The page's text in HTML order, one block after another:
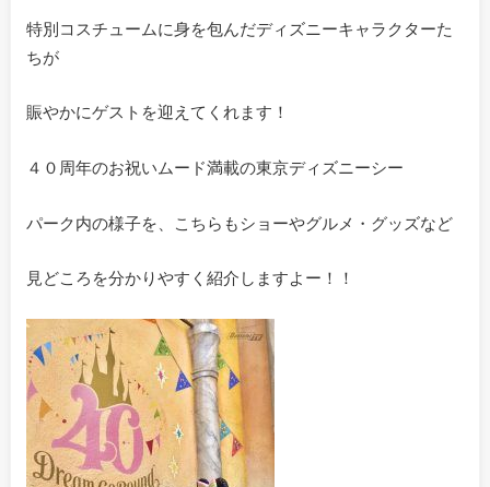
特別コスチュームに身を包んだディズニーキャラクターた
ちが
賑やかにゲストを迎えてくれます！
４０周年のお祝いムード満載の東京ディズニーシー
パーク内の様子を、こちらもショーやグルメ・グッズなど
見どころを分かりやすく紹介しますよー！！